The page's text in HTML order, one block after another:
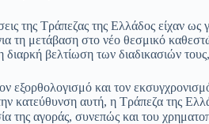
της Τράπεζας της Ελλάδος είχαν
τη μετάβαση στο νέο θεσμικό
τη διαρκή βελτίωση των διαδικασιών
εξορθολογισμό και τον
κατεύθυνση αυτή, η Τράπεζα της
της αγοράς, συνεπώς και του